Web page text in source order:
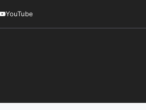
YouTube